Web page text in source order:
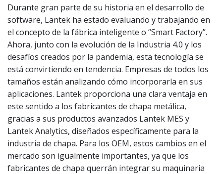
Durante gran parte de su historia en el desarrollo de
software, Lantek ha estado evaluando y trabajando en
el concepto de la fábrica inteligente o “Smart Factory”.
Ahora, junto con la evolución de la Industria 4.0 y los
desafíos creados por la pandemia, esta tecnología se
está convirtiendo en tendencia. Empresas de todos los
tamaños están analizando cómo incorporarla en sus
aplicaciones. Lantek proporciona una clara ventaja en
este sentido a los fabricantes de chapa metálica,
gracias a sus productos avanzados Lantek MES y
Lantek Analytics, diseñados específicamente para la
industria de chapa. Para los OEM, estos cambios en el
mercado son igualmente importantes, ya que los
fabricantes de chapa querrán integrar su maquinaria